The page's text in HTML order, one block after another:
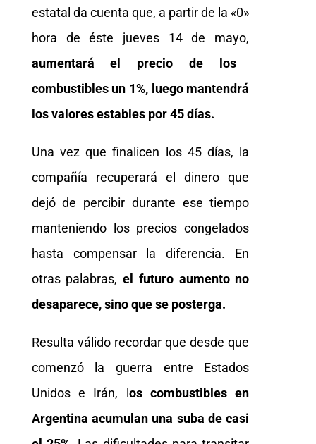
estatal da cuenta que, a partir de la «0»
hora de éste jueves 14 de mayo,
aumentará el precio de los
combustibles un 1%, luego mantendrá
los valores estables por 45 días.
Una vez que finalicen los 45 días, la
compañía recuperará el dinero que
dejó de percibir durante ese tiempo
manteniendo los precios congelados
hasta compensar la diferencia. En
otras palabras, el futuro aumento no
desaparece, sino que se posterga.
Resulta válido recordar que desde que
comenzó la guerra entre Estados
Unidos e Irán, los combustibles en
Argentina acumulan una suba de casi